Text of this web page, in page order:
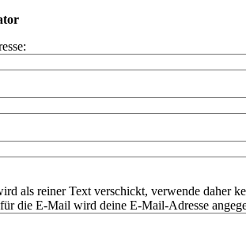
als reiner Text verschickt, verwende daher
die E-Mail wird deine E-Mail-Adresse